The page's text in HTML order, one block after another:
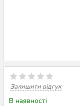
Залишити відгук
В наявності